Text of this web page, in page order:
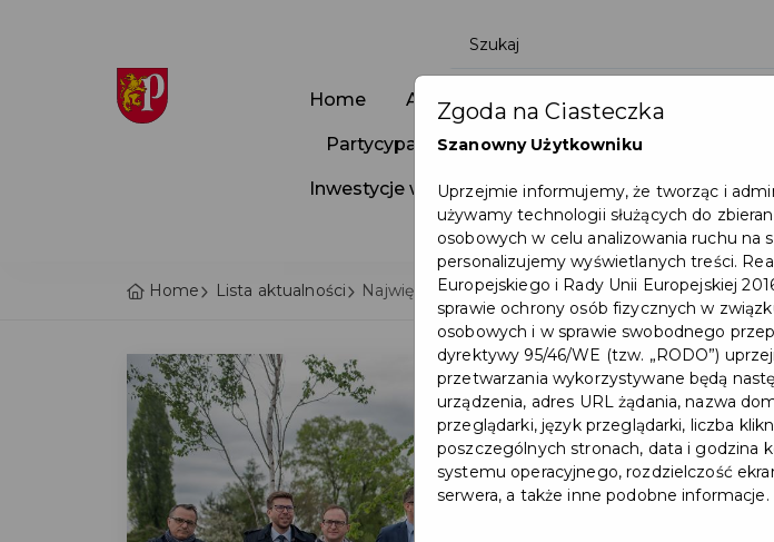
Home Aktualności Wydarzenia
Partycypacja Społeczna Programy
Inwestycje w Pruszczu Mapa Miasta
Ochrona
Home Lista aktualności Największy projekt unijny ostatnich lat zakończony!
Zgoda na Ciasteczka
Szanowny Użytkowniku
Uprzejmie informujemy, że tworząc i
używamy technologii służących do
osobowych w celu analizowania ruchu na
personalizujemy wyświetlanych treści.
Europejskiego i Rady Unii Europejskiej
sprawie ochrony osób fizycznych w
osobowych i w sprawie swobodnego
dyrektywy 95/46/WE (tzw. „RODO”)
przetwarzania wykorzystywane będą
urządzenia, adres URL żądania, nazwa
przeglądarki, język przeglądarki, liczba
poszczególnych stronach, data i godzina
systemu operacyjnego, rozdzielczość
serwera, a także inne podobne informacje.